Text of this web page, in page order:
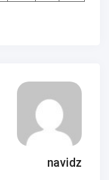
navidz